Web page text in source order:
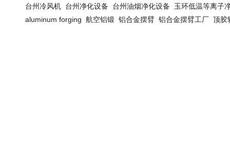
台州冷风机 台州净化设备 台州油烟净化设备 玉环低温等离子
aluminum forging 航空铝锻 铝合金摆臂 铝合金摆臂工厂 顶